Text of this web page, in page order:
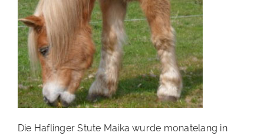
TIERHEIMTIERE
TIERHEIME
PATENSCHAFTEN
HELFER WERDEN
RATGEBER
Die Haflinger Stute Maika wurde monatelang in